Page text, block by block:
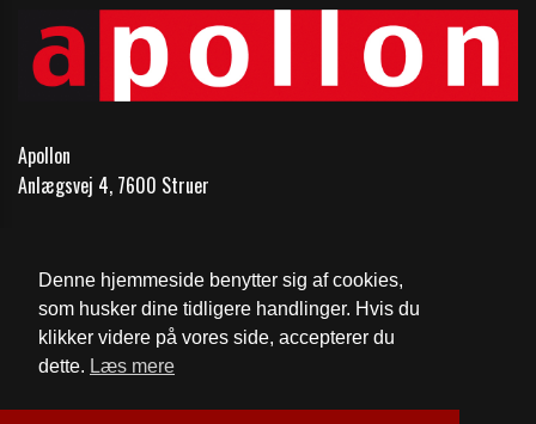
Denne hjemmeside benytter sig af cookies,
som husker dine tidligere handlinger. Hvis du
klikker videre på vores side, accepterer du
dette. Læs mere
Apollon
Anlægsvej 4, 7600 Struer
Email: kontakt@1148.dk
Cookie- og privatlivspolitik